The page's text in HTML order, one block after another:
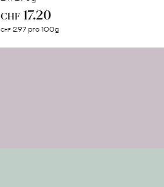
CHF 17.20
CHF 2.97 pro 100g